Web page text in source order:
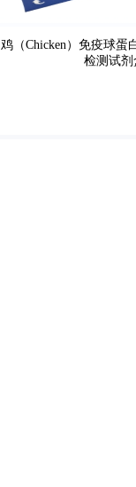
鸡（Chicken）免疫球蛋
检测试剂